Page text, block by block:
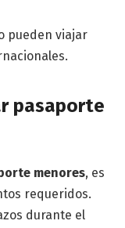
pueden viajar
pasaporte
menores, es
requeridos.
durante el